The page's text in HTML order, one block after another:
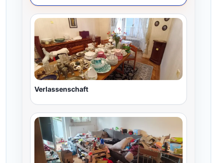
Verlassenschaft